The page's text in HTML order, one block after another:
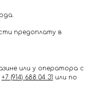
предоплату в
или у оператора с
+7 (914) 688 04 31 или по